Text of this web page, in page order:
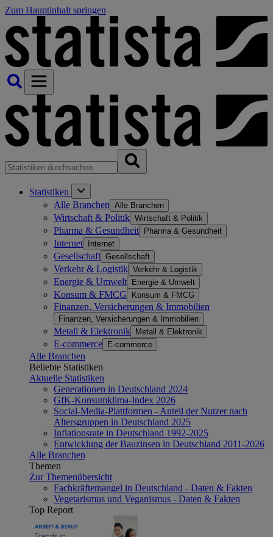
Zum Hauptinhalt springen
Statistiken
Alle Branchen Alle Branchen
Wirtschaft & Politik Wirtschaft & Politik
Pharma & Gesundheit Pharma & Gesundheit
Internet Internet
Gesellschaft Gesellschaft
Verkehr & Logistik Verkehr & Logistik
Energie & Umwelt Energie & Umwelt
Konsum & FMCG Konsum & FMCG
Finanzen, Versicherungen & Immobilien
Finanzen, Versicherungen & Immobilien
Metall & Elektronik Metall & Elektronik
E-commerce E-commerce
Alle Branchen
Beliebte Statistiken
Aktuelle Statistiken
Generationen in Deutschland 2024
GfK-Konsumklima-Index 2026
Social-Media-Plattformen - Anteil der Nutzer nach
Altersgruppen in Deutschland 2025
Inflationsrate in Deutschland 1992-2025
Entwicklung der Bauzinsen in Deutschland 2011-2026
Alle Branchen
Themen
Zur Themenübersicht
Fachkräftemangel in Deutschland - Daten & Fakten
Vegetarismus und Veganismus - Daten & Fakten
Top Report